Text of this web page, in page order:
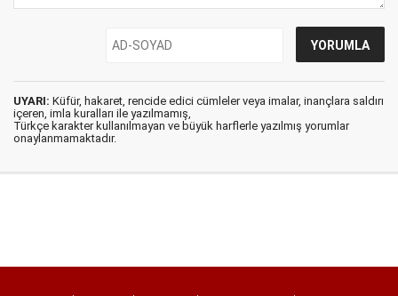
UYARI: Küfür, hakaret, rencide edici cümleler veya imalar, inançlara saldırı
içeren, imla kuralları ile yazılmamış,
Türkçe karakter kullanılmayan ve büyük harflerle yazılmış yorumlar
onaylanmamaktadır.